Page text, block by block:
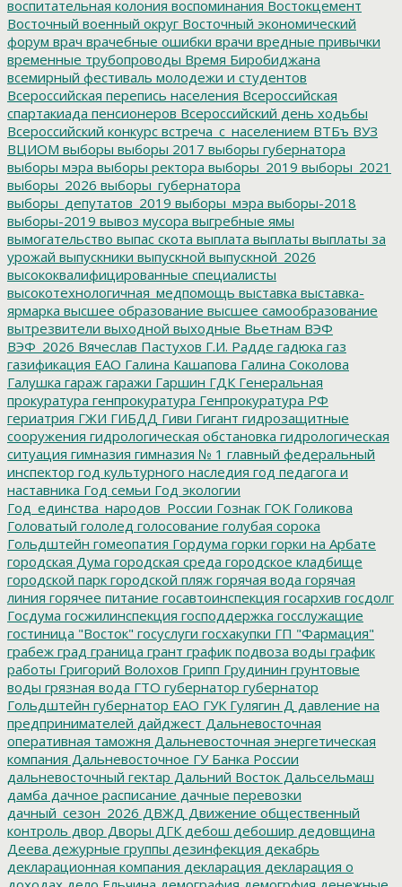
воспитательная колония воспоминания Востокцемент
Восточный военный округ Восточный экономический
форум врач врачебные ошибки врачи вредные привычки
временные трубопроводы Время Биробиджана
всемирный фестиваль молодежи и студентов
Всероссийская перепись населения Всероссийская
спартакиада пенсионеров Всероссийский день ходьбы
Всероссийский конкурс встреча_с_населением ВТБъ ВУЗ
ВЦИОМ выборы выборы 2017 выборы губернатора
выборы мэра выборы ректора выборы_2019 выборы_2021
выборы_2026 выборы_губернатора
выборы_депутатов_2019 выборы_мэра выборы-2018
выборы-2019 вывоз мусора выгребные ямы
вымогательство выпас скота выплата выплаты выплаты за
урожай выпускники выпускной выпускной_2026
высококвалифицированные специалисты
высокотехнологичная_медпомощь выставка выставка-
ярмарка высшее образование высшее самообразование
вытрезвители выходной выходные Вьетнам ВЭФ
ВЭФ_2026 Вячеслав Пастухов Г.И. Радде гадюка газ
газификация ЕАО Галина Кашапова Галина Соколова
Галушка гараж гаражи Гаршин ГДК Генеральная
прокуратура генпрокуратура Генпрокуратура РФ
гериатрия ГЖИ ГИБДД Гиви Гигант гидрозащитные
сооружения гидрологическая обстановка гидрологическая
ситуация гимназия гимназия № 1 главный федеральный
инспектор год культурного наследия год педагога и
наставника Год семьи Год экологии
Год_единства_народов_России Гознак ГОК Голикова
Головатый гололед голосование голубая сорока
Гольдштейн гомеопатия Гордума горки горки на Арбате
городская Дума городская среда городское кладбище
городской парк городской пляж горячая вода горячая
линия горячее питание госавтоинспекция госархив госдолг
Госдума госжилинспекция господдержка госслужащие
гостиница "Восток" госуслуги госхакупки ГП "Фармация"
грабеж град граница грант график подвоза воды график
работы Григорий Волохов Грипп Грудинин грунтовые
воды грязная вода ГТО губернатор губернатор
Гольдштейн губернатор ЕАО ГУК Гулягин Д давление на
предпринимателей дайджест Дальневосточная
оперативная таможня Дальневосточная энергетическая
компания Дальневосточное ГУ Банка России
дальневосточный гектар Дальний Восток Дальсельмаш
дамба дачное расписание дачные перевозки
дачный_сезон_2026 ДВЖД Движение общественный
контроль двор Дворы ДГК дебош дебошир дедовщина
Деева дежурные группы дезинфекция декабрь
декларационная компания декларация декларация о